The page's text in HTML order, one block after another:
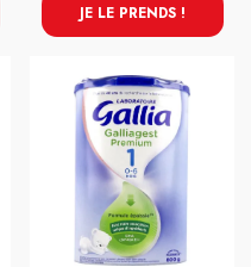
JE LE PRENDS !